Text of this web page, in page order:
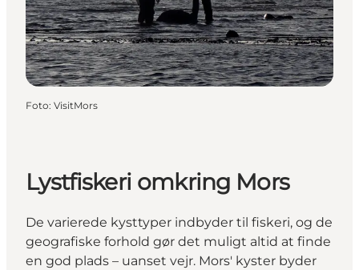
Foto: VisitMors
Lystfiskeri omkring Mors
De varierede kysttyper indbyder til fiskeri, og de
geografiske forhold gør det muligt altid at finde
en god plads – uanset vejr. Mors' kyster byder